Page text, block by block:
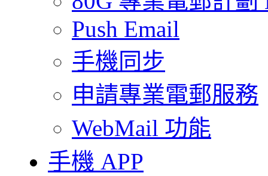
Push Email
手機同步
申請專業電郵服務
WebMail 功能
手機 APP